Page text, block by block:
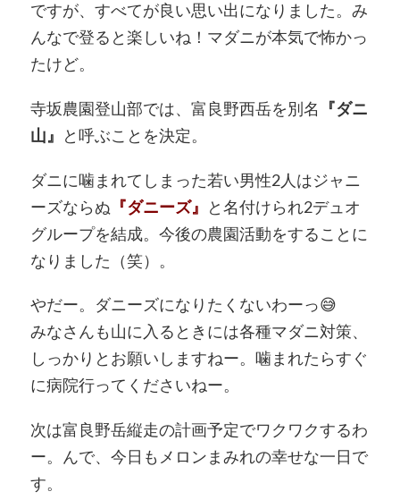
ですが、すべてが良い思い出になりました。み
んなで登ると楽しいね！マダニが本気で怖かっ
たけど。
寺坂農園登山部では、富良野西岳を別名
『ダニ
山』 と呼ぶことを決定。
ダニに噛まれてしまった若い男性2人はジャニ
ーズならぬ 『ダニーズ』 と名付けられ2デュオ
グループを結成。今後の農園活動をすることに
なりました（笑）。
やだー。ダニーズになりたくないわーっ😅
みなさんも山に入るときには各種マダニ対策、
しっかりとお願いしますねー。噛まれたらすぐ
に病院行ってくださいねー。
次は富良野岳縦走の計画予定でワクワクするわ
ー。んで、今日もメロンまみれの幸せな一日で
す。